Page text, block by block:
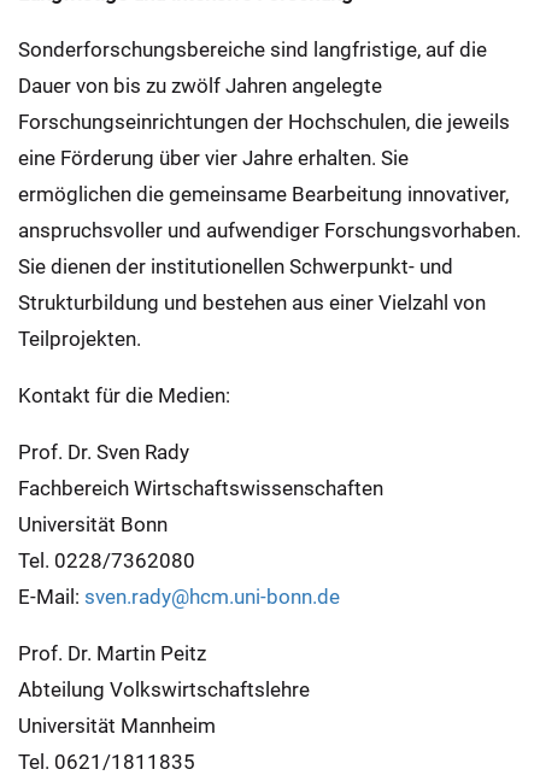
Sonderforschungsbereiche sind langfristige, auf die
Dauer von bis zu zwölf Jahren angelegte
Forschungseinrichtungen der Hochschulen, die jeweils
eine Förderung über vier Jahre erhalten. Sie
ermöglichen die gemeinsame Bearbeitung innovativer,
anspruchsvoller und aufwendiger Forschungsvorhaben.
Sie dienen der institutionellen Schwerpunkt- und
Strukturbildung und bestehen aus einer Vielzahl von
Teilprojekten.
Kontakt für die Medien:
Prof. Dr. Sven Rady
Fachbereich Wirtschaftswissenschaften
Universität Bonn
Tel. 0228/7362080
E-Mail: sven.rady@hcm.uni-bonn.de
Prof. Dr. Martin Peitz
Abteilung Volkswirtschaftslehre
Universität Mannheim
Tel. 0621/1811835